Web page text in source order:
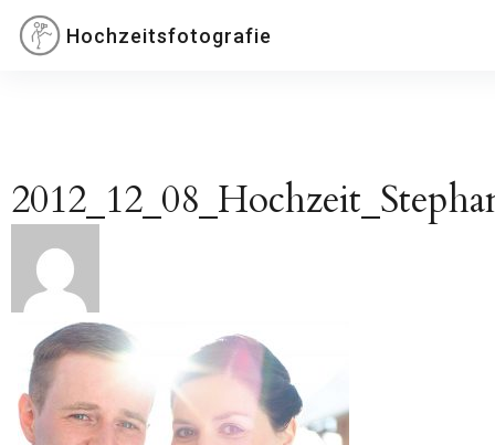
Inhalte
überspringenHochzeitsfotografie
Beitragsnavigation